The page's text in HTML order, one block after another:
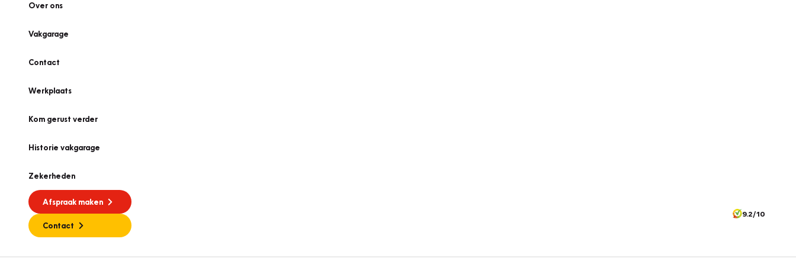
Over ons
Vakgarage
Contact
Werkplaats
Kom gerust verder
Historie vakgarage
Zekerheden
Afspraak maken
Contact
9.2/10